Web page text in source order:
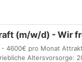
(m/w/d) - Wir
4600€ pro Monat
Altersvorsorge: